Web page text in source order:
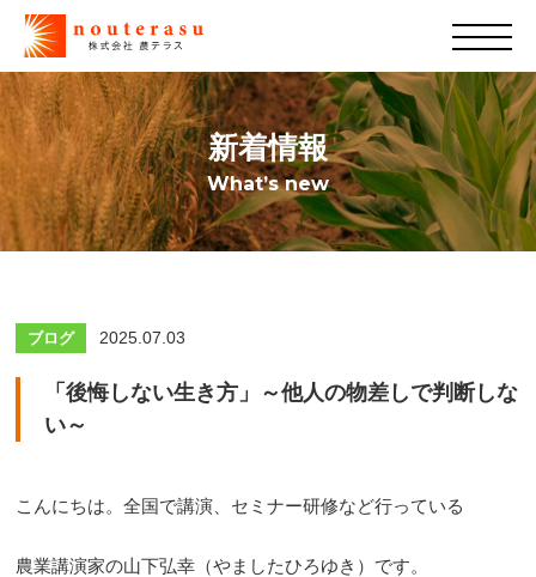
新着情報
What’s new
ブログ 2025.07.03
「後悔しない生き方」～他人の物差しで判断しな
い～
こんにちは。全国で講演、セミナー研修など行っている
農業講演家の山下弘幸（やましたひろゆき）です。